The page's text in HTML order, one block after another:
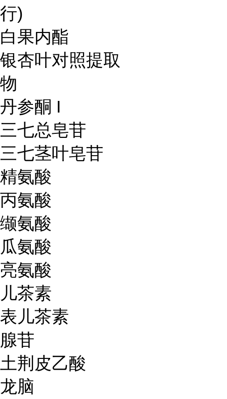
行)
白果内酯
银杏叶对照提取
物
丹参酮 I
三七总皂苷
三七茎叶皂苷
精氨酸
丙氨酸
缬氨酸
瓜氨酸
亮氨酸
儿茶素
表儿茶素
腺苷
土荆皮乙酸
龙脑